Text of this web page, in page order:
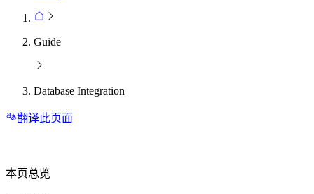
Guide
Database Integration
翻译此页面
本页总览